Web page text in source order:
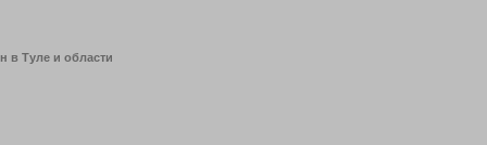
в Туле и области